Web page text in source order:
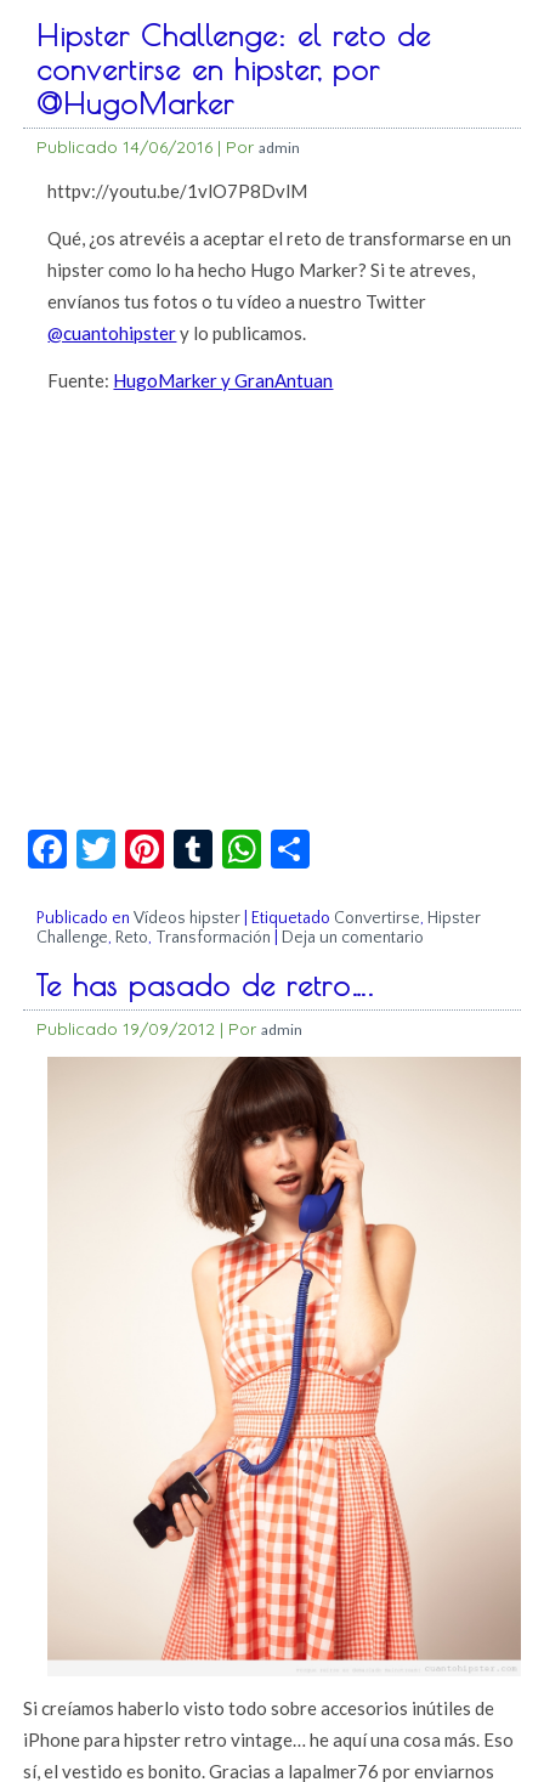
Hipster Challenge: el reto de
convertirse en hipster, por
@HugoMarker
Publicado 14/06/2016 | Por admin
httpv://youtu.be/1vlO7P8DvlM
Qué, ¿os atrevéis a aceptar el reto de transformarse en un
hipster como lo ha hecho Hugo Marker? Si te atreves,
envíanos tus fotos o tu vídeo a nuestro Twitter
@cuantohipstery lo publicamos.
Fuente: HugoMarker y GranAntuan
Facebook
Twitter
Pinterest
TumblrWhatsApp
Publicado en Vídeos hipster |Etiquetado Convertirse, Hipster
Challenge, Reto, Transformación Deja un comentario
Te has pasado de retro….
Publicado 19/09/2012 | Por admin
Si creíamos haberlo visto todo sobre accesorios inútiles de
iPhone para hipster retro vintage… he aquí una cosa más. Eso
sí, el vestido es bonito. Gracias a lapalmer76 por enviarnos